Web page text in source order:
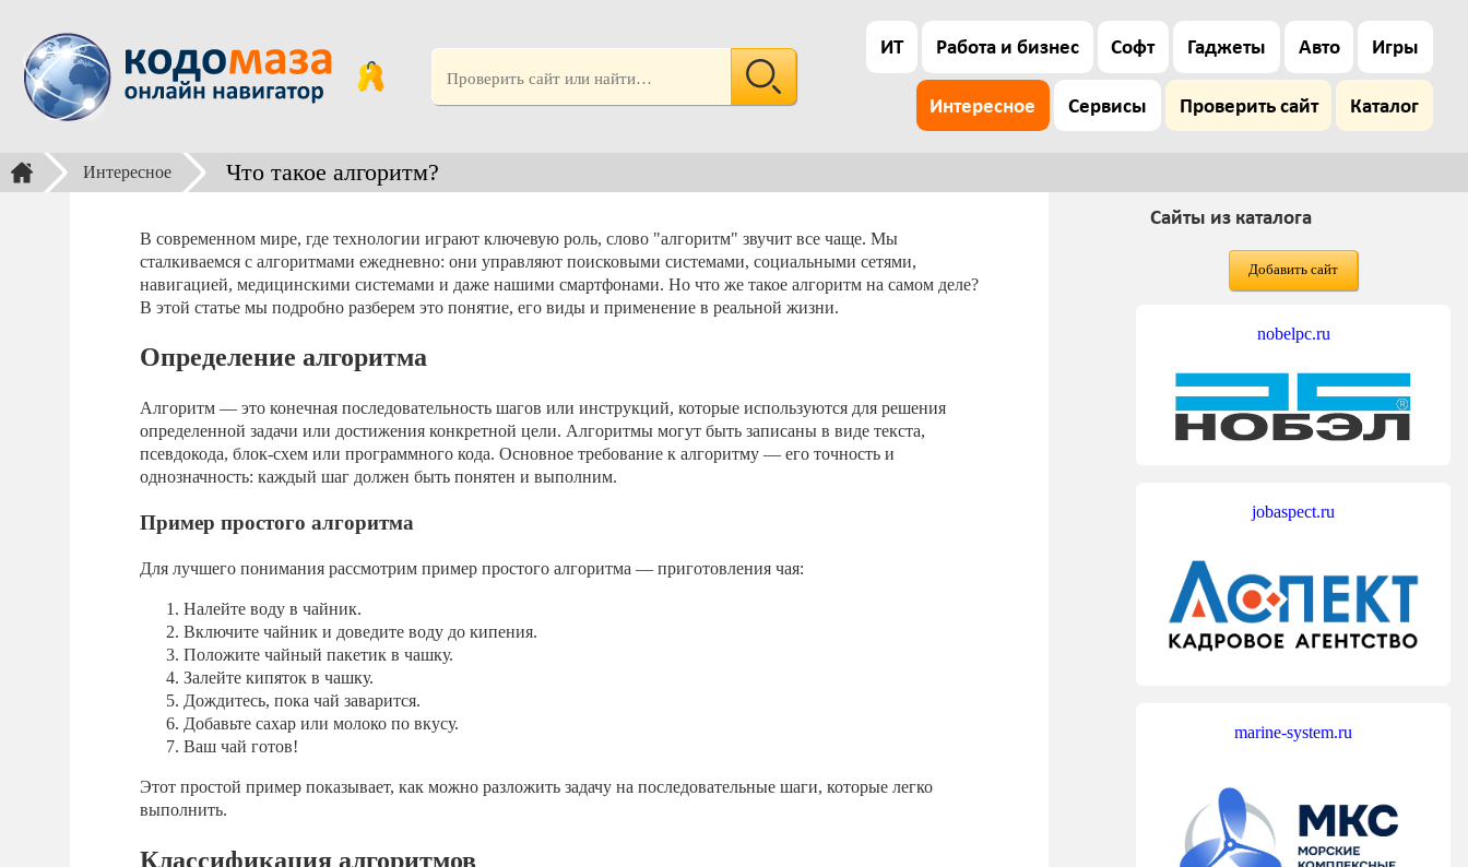
ИТ Работа и бизнес Софт Гаджеты Авто Игры
Интересное Сервисы Проверить сайт Каталог
Интересное Что такое алгоритм?
В современном мире, где технологии играют ключевую роль, слово "алгоритм" звучит все чаще. Мы
сталкиваемся с алгоритмами ежедневно: они управляют поисковыми системами, социальными сетями,
навигацией, медицинскими системами и даже нашими смартфонами. Но что же такое алгоритм на самом деле?
В этой статье мы подробно разберем это понятие, его виды и применение в реальной жизни.
Определение алгоритма
Алгоритм — это конечная последовательность шагов или инструкций, которые используются для решения
определенной задачи или достижения конкретной цели. Алгоритмы могут быть записаны в виде текста,
псевдокода, блок-схем или программного кода. Основное требование к алгоритму — его точность и
однозначность: каждый шаг должен быть понятен и выполним.
Пример простого алгоритма
Для лучшего понимания рассмотрим пример простого алгоритма — приготовления чая:
Налейте воду в чайник.
Включите чайник и доведите воду до кипения.
Положите чайный пакетик в чашку.
Залейте кипяток в чашку.
Дождитесь, пока чай заварится.
Добавьте сахар или молоко по вкусу.
Ваш чай готов!
Этот простой пример показывает, как можно разложить задачу на последовательные шаги, которые легко
выполнить.
Классификация алгоритмов
Сайты из каталога
Добавить сайт
nobelpc.ru
jobaspect.ru
marine-system.ru